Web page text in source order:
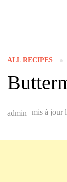
ALL RECIPES
admin mis à jour